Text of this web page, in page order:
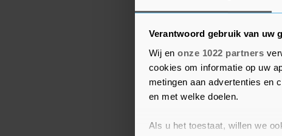
Verantwoord gebruik van uw
Wij en onze 1022 partners
cookies om informatie op uw
metingen aan advertenties en
en met welke doelen.
Als u het toestaat, willen we